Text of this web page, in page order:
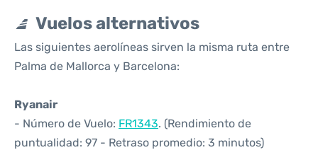
Vuelos alternativos
Las siguientes aerolíneas sirven la misma ruta entre
Palma de Mallorca y Barcelona:
Ryanair
- Número de Vuelo: FR1343. (Rendimiento de
puntualidad: 97 - Retraso promedio: 3 minutos)